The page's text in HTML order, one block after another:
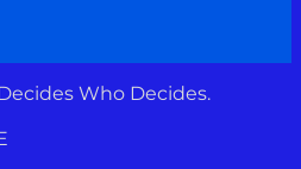
Who Decides.